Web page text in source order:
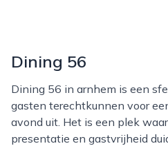
Dining 56
Dining 56 in arnhem is een sfeervol restaurant waar
gasten terechtkunnen voor
avond uit. Het is een plek
presentatie en gastvrijheid